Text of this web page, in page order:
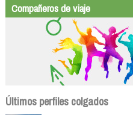
Compañeros de viaje
Últimos perfiles colgados